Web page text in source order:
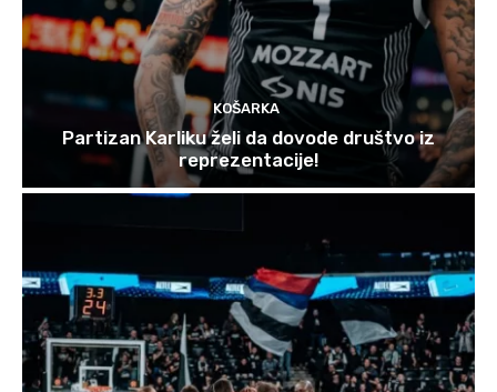
KOŠARKA
Partizan Karliku želi da dovode društvo iz
reprezentacije!